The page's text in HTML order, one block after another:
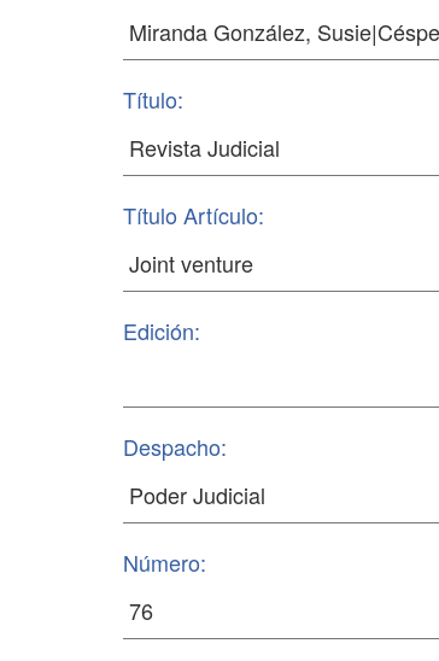
Título:
Título Artículo:
Edición:
Despacho:
Número: